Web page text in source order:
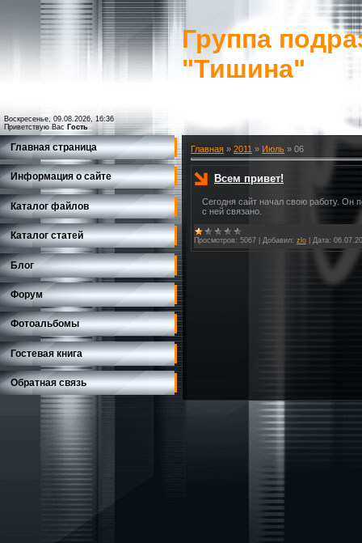
Воскресенье, 09.08.2026, 16:36
Приветствую Вас Гость
Группа
"Тишина"
Главная страница
Информация о сайте
Каталог файлов
Каталог статей
Блог
Форум
Фотоальбомы
Гостевая книга
Обратная связь
Главная » 2011 » Июль » 06
Всем привет!
Сегодня сайт начал свою работу. Он
с ней связано.
Просмотров: 5067 Добавил: zlo Дата: